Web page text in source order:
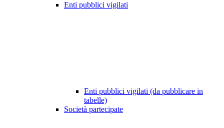
Enti pubblici vigilati
Enti pubblici vigilati (da pubblicare in
tabelle)
Società partecipate